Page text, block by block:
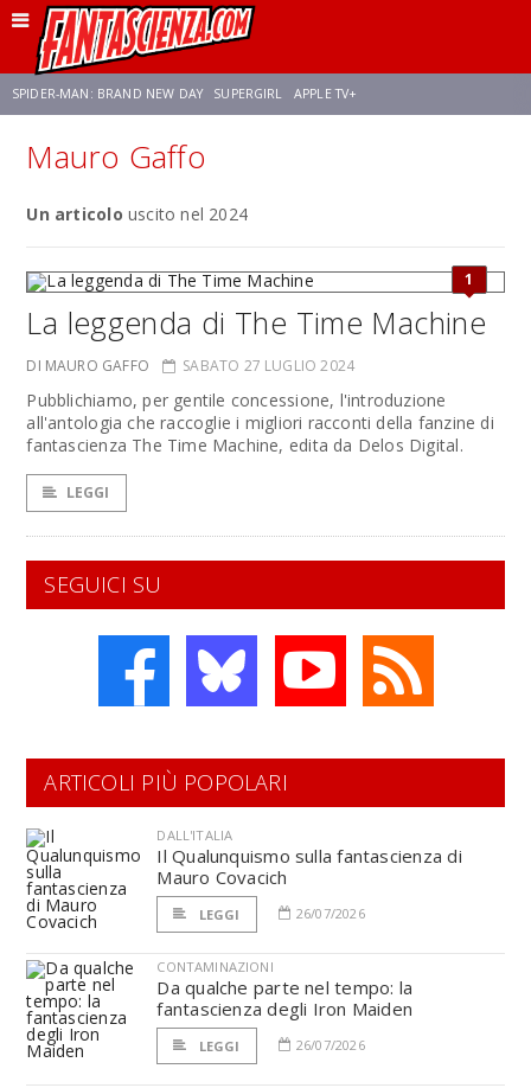
SPIDER-MAN: BRAND NEW DAY SUPERGIRL APPLE TV+
FRANCO RICCIARDIELLO ZENDAYA
Mauro Gaffo
Un articolo uscito nel 2024
1
La leggenda di The Time Machine
DI MAURO GAFFO SABATO 27 LUGLIO 2024
Pubblichiamo, per gentile concessione, l'introduzione
all'antologia che raccoglie i migliori racconti della fanzine di
fantascienza The Time Machine, edita da Delos Digital.
LEGGI
SEGUICI SU
ARTICOLI PIÙ POPOLARI
DALL'ITALIA
Il Qualunquismo sulla fantascienza di
Mauro Covacich
LEGGI 26/07/2026
CONTAMINAZIONI
Da qualche parte nel tempo: la
fantascienza degli Iron Maiden
LEGGI 26/07/2026